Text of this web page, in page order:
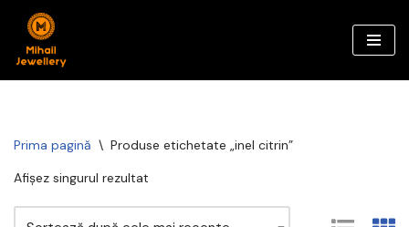
Sari
la
Prima pagină \ Produse etichetate „inel citrin”
Afișez singurul rezultat